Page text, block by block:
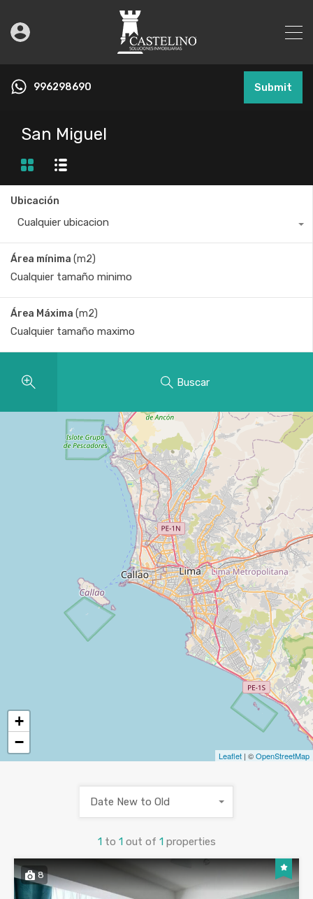
996298690 Submit
San Miguel
Ubicación
Cualquier ubicacion
Área mínima (m2)
Área Máxima (m2)
Buscar
+
−
Leaflet | ©OpenStreetMap
1 to 1 out of 1 properties
Date New to Old
8